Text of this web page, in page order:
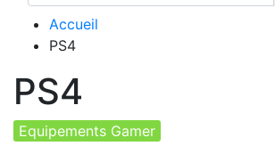
Accueil
PS4
PS4
Equipements Gamer